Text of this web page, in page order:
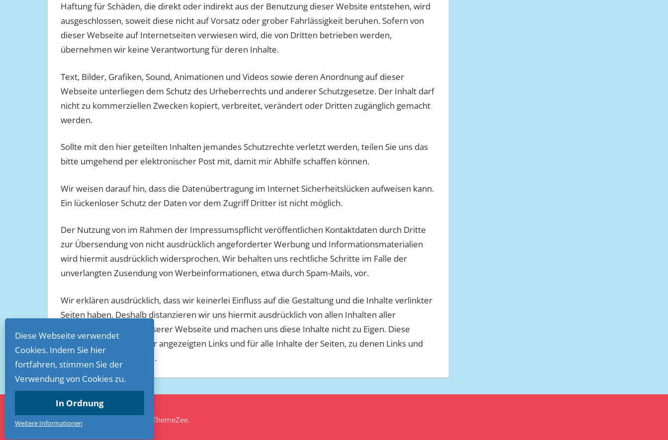
Haftung für Schäden, die direkt oder indirekt aus der Benutzung dieser Website entstehen, wird
ausgeschlossen, soweit diese nicht auf Vorsatz oder grober Fahrlässigkeit beruhen. Sofern von
dieser Webseite auf Internetseiten verwiesen wird, die von Dritten betrieben werden,
übernehmen wir keine Verantwortung für deren Inhalte.
Text, Bilder, Grafiken, Sound, Animationen und Videos sowie deren Anordnung auf dieser
Webseite unterliegen dem Schutz des Urheberrechts und anderer Schutzgesetze. Der Inhalt darf
nicht zu kommerziellen Zwecken kopiert, verbreitet, verändert oder Dritten zugänglich gemacht
werden.
Sollte mit den hier geteilten Inhalten jemandes Schutzrechte verletzt werden, teilen Sie uns das
bitte umgehend per elektronischer Post mit, damit mir Abhilfe schaffen können.
Wir weisen darauf hin, dass die Datenübertragung im Internet Sicherheitslücken aufweisen kann.
Ein lückenloser Schutz der Daten vor dem Zugriff Dritter ist nicht möglich.
Der Nutzung von im Rahmen der Impressumspflicht veröffentlichen Kontaktdaten durch Dritte
zur Übersendung von nicht ausdrücklich angeforderter Werbung und Informationsmaterialien
wird hiermit ausdrücklich widersprochen. Wir behalten uns rechtliche Schritte im Falle der
unverlangten Zusendung von Werbeinformationen, etwa durch Spam-Mails, vor.
Wir erklären ausdrücklich, dass wir keinerlei Einfluss auf die Gestaltung und die Inhalte verlinkter
Seiten haben. Deshalb distanzieren wir uns hiermit ausdrücklich von allen Inhalten aller
verlinkten Seiten auf unserer Webseite und machen uns diese Inhalte nicht zu Eigen. Diese
Erklärung gilt für alle hier angezeigten Links und für alle Inhalte der Seiten, zu denen Links und
andere Hinweise führen.
WordPress-Theme: Napoli von ThemeZee.
Diese Webseite verwendet
Cookies. Indem Sie hier
fortfahren, stimmen Sie der
Verwendung von Cookies zu.
In Ordnung
Weitere Informationen